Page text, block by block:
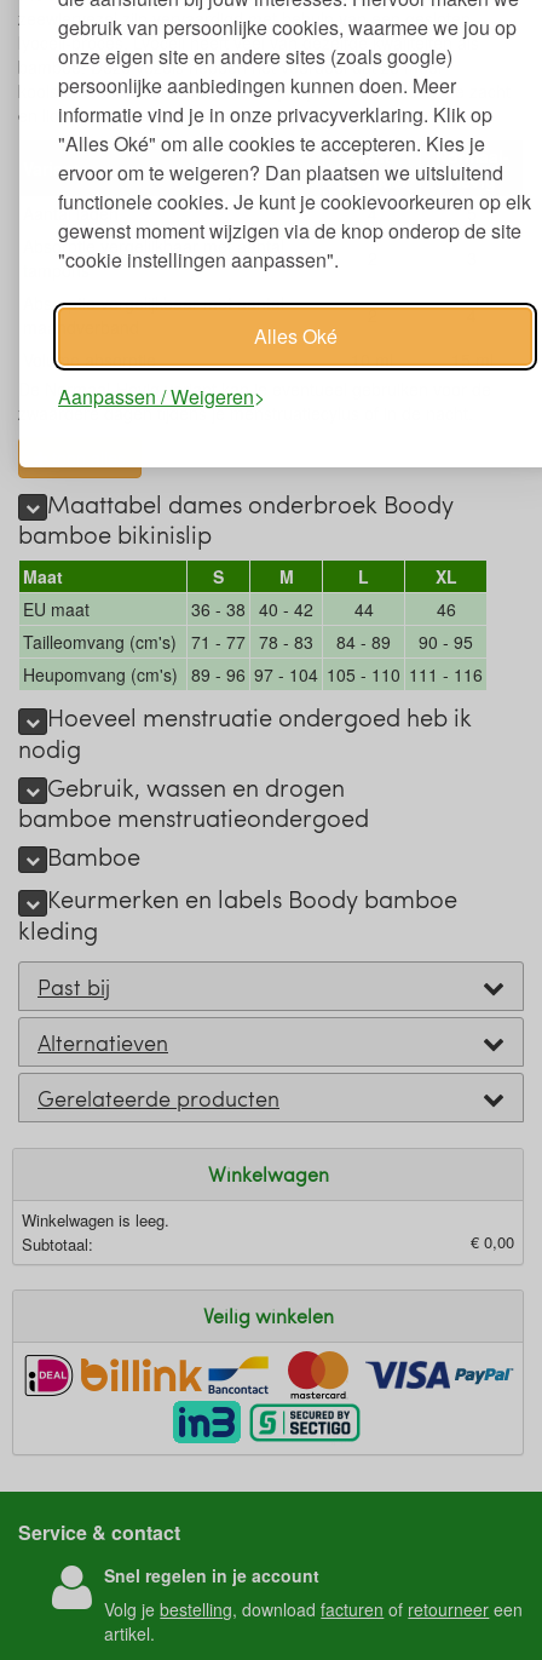
gebruik van persoonlijke cookies, waarmee we jou op
onze eigen site en andere sites (zoals google)
persoonlijke aanbiedingen kunnen doen. Meer
informatie vind je in onze privacyverklaring. Klik op
"Alles Oké" om alle cookies te accepteren. Kies je
ervoor om te weigeren? Dan plaatsen we uitsluitend
functionele cookies. Je kunt je cookievoorkeuren op elk
gewenst moment wijzigen via de knop onderop de site
"cookie instellingen aanpassen".
Alles Oké
Aanpassen / Weigeren
zeewiervezel zijn vervaardigd met behulp van een gesloten
lyocell-proces. Lyocell heeft veel van dezelfde kwaliteiten als
bamboe. Deze vezels hebben het voordeel dat ze meer
koolstofneutraal en milieuvriendelijk zijn. Tevens voelen ze zacht
en licht aan tegen de huid en gaan ze geurtjes tegen.
Variant
Licht-
Normaal
Normaal-
Hevig
Aantal lagen
4
5
Absorptie vergelijkbaar met aantal
tampons
Absorptie vergelijkbaar met aantal
2
4
Volume absorptie
10 ml
15 ml
De Normaal-Hevig variant kan je eventueel gebruiken voor de
zwaardere dagen tijdens je menstruatiecylus of in de nacht.
Maattabel dames onderbroek Boody
bamboe bikinislip
Maat S M L
XL
EU maat
36 - 38 40 - 42 44
46
Tailleomvang (cm's)
71 - 77 78 - 83 84 - 89
90 - 95
Heupomvang (cm's) 89 - 96 97 - 104 105 - 110 111 - 116
Hoeveel menstruatie ondergoed heb ik
nodig
Gebruik, wassen en drogen
bamboe menstruatieondergoed
Bamboe
Keurmerken en labels Boody bamboe
kleding
Past bij
Alternatieven
Gerelateerde producten
Winkelwagen
Winkelwagen is leeg.
Subtotaal:
€ 0,00
Veilig winkelen
Service & contact
Snel regelen in je account
Volg jebestelling, downloadfacturen of retourneer een
artikel.